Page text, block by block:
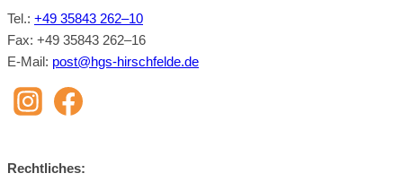
Tel.: +49 35843 262–10
Fax: +49 35843 262–16
E‑Mail: post@​hgs-​hirschfelde.​de
Recht­li­ches: